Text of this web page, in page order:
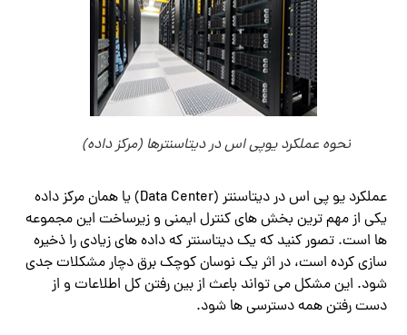
نحوه عملکرد یوپی اس در دیتاسنترها (مرکز داده)
عملکرد یو پی اس در دیتاسنتر (Data Center) یا همان مرکز داده
یکی از مهم ترین بخش های کنترل ایمنی و زیرساخت این مجموعه
ها است. تصور کنید که یک دیتاسنتر که داده های زیادی را ذخیره
سازی کرده است، در اثر یک نوسان کوچک برق دچار مشکلات جدی
شود. این مشکل می تواند باعث از بین رفتن کل اطلاعات و از
دست رفتن همه دسترسی ها شود.